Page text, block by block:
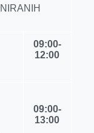
09:00-
12:00
09:00-
13:00